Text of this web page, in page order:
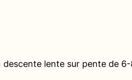
lente sur pente de 6-